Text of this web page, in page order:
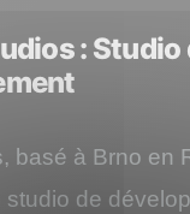
: Studio
basé à Brno en
de